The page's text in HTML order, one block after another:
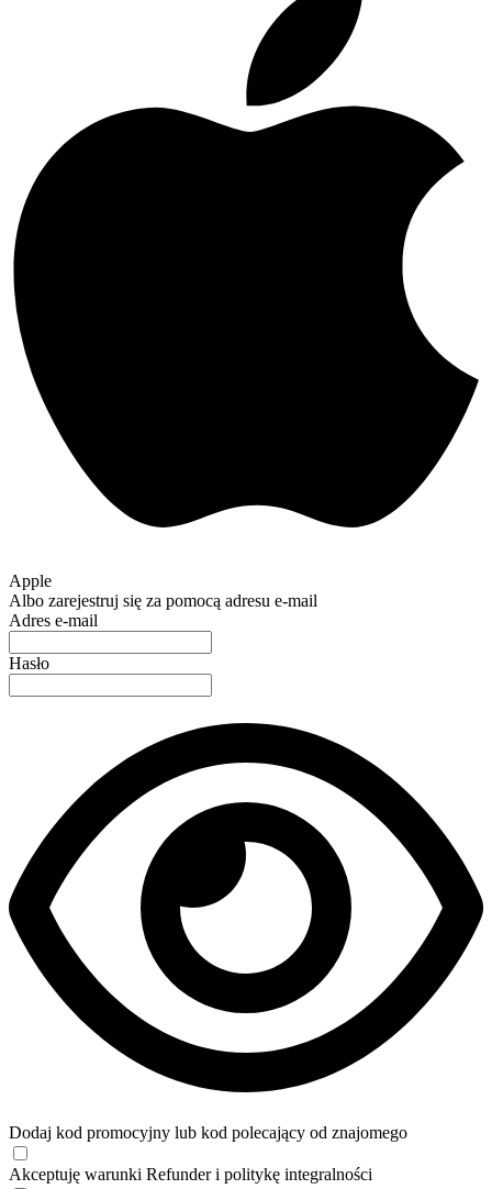
Apple
Albo zarejestruj się za pomocą adresu e-mail
Adres e-mail
Hasło
Dodaj kod promocyjny lub kod polecający od znajomego
Akceptuję warunki Refunder i politykę integralności